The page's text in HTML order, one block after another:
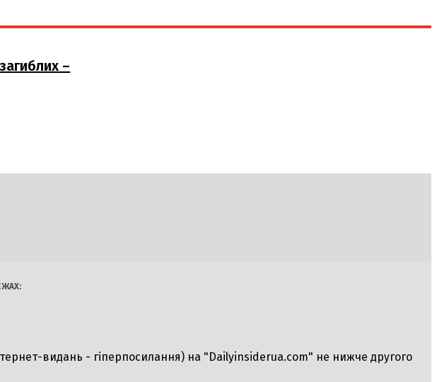
–
видань - гіперпосилання) на "Dailyinsiderua.com" не нижче другого